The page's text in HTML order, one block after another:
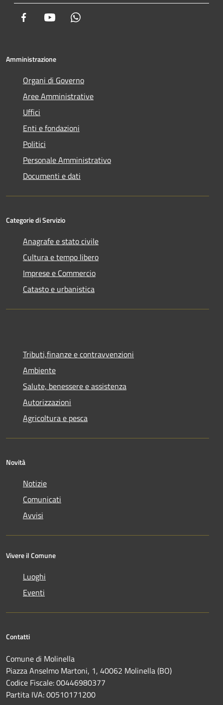
Facebook Youtube
Amministrazione
Organi di Governo
Aree Amministrative
Uffici
Enti e fondazioni
Politici
Personale Amministrativo
Documenti e dati
Categorie di Servizio
Anagrafe e stato civile
Cultura e tempo libero
Imprese e Commercio
Catasto e urbanistica
Tributi,finanze e contravvenzioni
Ambiente
Salute, benessere e assistenza
Autorizzazioni
Agricoltura e pesca
Novità
Notizie
Comunicati
Avvisi
Vivere il Comune
Luoghi
Eventi
Contatti
Comune di Molinella
Piazza Anselmo Martoni, 1, 40062 Molinella (BO)
Codice Fiscale: 00446980377
Partita IVA: 00510171200